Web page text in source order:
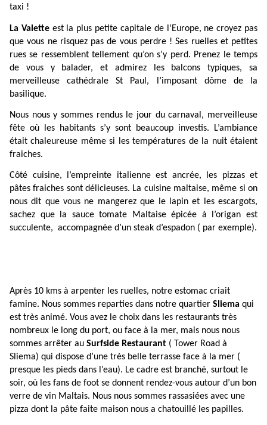
taxi !
La Valetteest la plus petite capitale de l’Europe, ne croyez pas
que vous ne risquez pas de vous perdre ! Ses ruelles et petites
rues se ressemblent tellement qu’on s’y perd. Prenez le temps
de vous y balader, et admirez les balcons typiques, sa
merveilleuse cathédrale St Paul, l’imposant dôme de la
basilique.
Nous nous y sommes rendus le jour du carnaval, merveilleuse
fête où les habitants s’y sont beaucoup investis. L’ambiance
était chaleureuse même si les températures de la nuit étaient
fraiches.
Côté cuisine, l’empreinte italienne est ancrée, les pizzas et
pâtes fraiches sont délicieuses. La cuisine maltaise, même si on
nous dit que vous ne mangerez que le lapin et les escargots,
sachez que la sauce tomate Maltaise épicée à l’origan est
succulente, accompagnée d’un steak d’espadon ( par exemple).
Après 10 kms à arpenter les ruelles, notre estomac criait
famine. Nous sommes reparties dans notre quartier Sliema qui
est très animé. Vous avez le choix dans les restaurants très
nombreux le long du port, ou face à la mer, mais nous nous
sommes arrêter au Surfside Restaurant ( Tower Road à
Sliema) qui dispose d’une très belle terrasse face à la mer (
presque les pieds dans l’eau). Le cadre est branché, surtout le
soir, où les fans de foot se donnent rendez-vous autour d’un bon
verre de vin Maltais. Nous nous sommes rassasiées avec une
pizza dont la pâte faite maison nous a chatouillé les papilles.